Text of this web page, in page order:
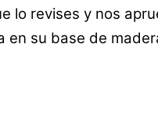
lo revises y nos
en su base de